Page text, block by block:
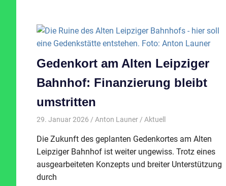
Gedenkort am Alten Leipziger
Bahnhof: Finanzierung bleibt
umstritten
29. Januar 2026 Anton Launer Aktuell
Die Zukunft des geplanten Gedenkortes am Alten
Leipziger Bahnhof ist weiter ungewiss. Trotz eines
ausgearbeiteten Konzepts und breiter Unterstützung
durch